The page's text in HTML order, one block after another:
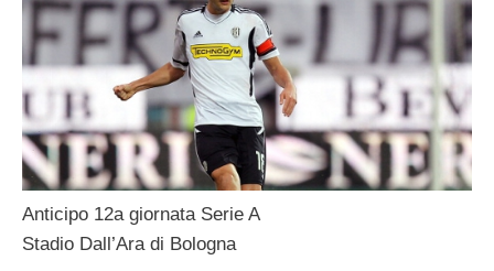
Anticipo 12a giornata Serie A
Stadio Dall’Ara di Bologna